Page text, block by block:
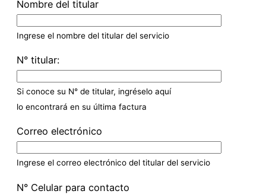
Nombre del titular
Ingrese el nombre del titular del servicio
N° titular:
Si conoce su N° de titular, ingréselo aquí
lo encontrará en su última factura
Correo electrónico
Ingrese el correo electrónico del titular del servicio
N° Celular para contacto